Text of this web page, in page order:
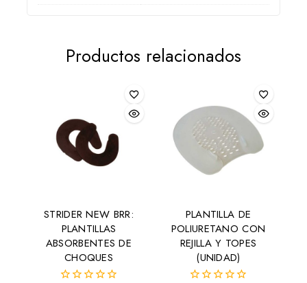
Productos relacionados
STRIDER NEW BRR:
PLANTILLAS
ABSORBENTES DE
CHOQUES
PLANTILLA DE
POLIURETANO CON
REJILLA Y TOPES
(UNIDAD)